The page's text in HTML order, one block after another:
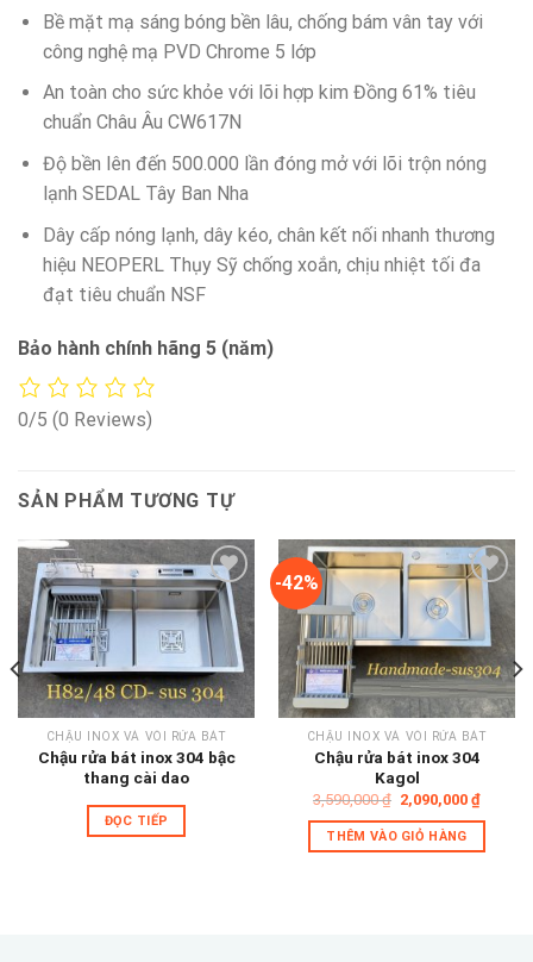
Bề mặt mạ sáng bóng bền lâu, chống bám vân tay với
công nghệ mạ PVD Chrome 5 lớp
An toàn cho sức khỏe với lõi hợp kim Đồng 61% tiêu
chuẩn Châu Âu CW617N
Độ bền lên đến 500.000 lần đóng mở với lõi trộn nóng
lạnh SEDAL Tây Ban Nha
Dây cấp nóng lạnh, dây kéo, chân kết nối nhanh thương
hiệu NEOPERL Thụy Sỹ chống xoắn, chịu nhiệt tối đa
đạt tiêu chuẩn NSF
Bảo hành chính hãng 5 (năm)
0/5 (0 Reviews)
SẢN PHẨM TƯƠNG TỰ
Add to
wishlist
CHẬU INOX VÀ VÒI RỬA BÁT
Chậu rửa bát inox 304 bậc
thang cài dao
ĐỌC TIẾP
-42%
Add to
wishlist
CHẬU INOX VÀ VÒI RỬA BÁT
Chậu rửa bát inox 304
Kagol
3,590,000₫ Giá
gốc
là:
3,590,000 ₫.
2,090,000 ₫Giá
hiện
tại
THÊM VÀO GIỎ HÀNG